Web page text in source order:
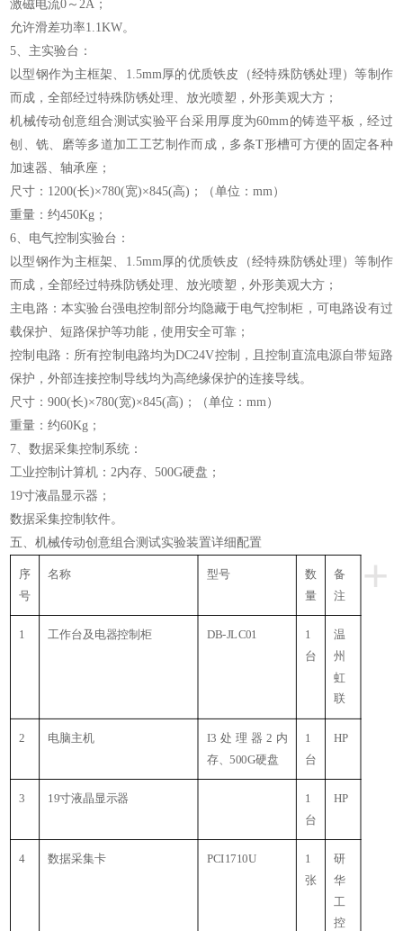
激磁电流0～2A；
允许滑差功率1.1KW。
5、主实验台：
以型钢作为主框架、1.5mm厚的优质铁皮（经特殊防锈处理）等制作
而成，全部经过特殊防锈处理、放光喷塑，外形美观大方；
机械传动创意组合测试实验平台采用厚度为60mm的铸造平板，经过
刨、铣、磨等多道加工工艺制作而成，多条T形槽可方便的固定各种
加速器、轴承座；
尺寸：1200(长)×780(宽)×845(高)；（单位：mm）
重量：约450Kg；
6、电气控制实验台：
以型钢作为主框架、1.5mm厚的优质铁皮（经特殊防锈处理）等制作
而成，全部经过特殊防锈处理、放光喷塑，外形美观大方；
主电路：本实验台强电控制部分均隐藏于电气控制柜，可电路设有过
载保护、短路保护等功能，使用安全可靠；
控制电路：所有控制电路均为DC24V控制，且控制直流电源自带短路
保护，外部连接控制导线均为高绝缘保护的连接导线。
尺寸：900(长)×780(宽)×845(高)；（单位：mm）
重量：约60Kg；
7、数据采集控制系统：
工业控制计算机：2内存、500G硬盘；
19寸液晶显示器；
数据采集控制软件。
五、机械传动创意组合测试实验装置详细配置
+
序
号
名称 型号
数
量
备
注
1 工作台及电器控制柜 DB-JLC01 1
台
温
州
虹
联
2 电脑主机
I3处理器2内
存、500G硬盘
1
台
HP
3 19寸液晶显示器
1
台
HP
4 数据采集卡 PCI1710U
1
张
研
华
工
控